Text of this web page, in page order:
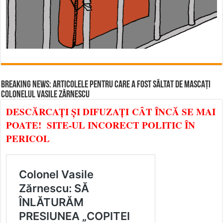
BREAKING NEWS: ARTICOLELE PENTRU CARE A FOST SĂLTAT DE MASCAȚI
COLONELUL VASILE ZĂRNESCU
DESCĂRCAȚI ȘI DIFUZAȚI CÂT ÎNCĂ SE MAI
POATE! SITE-UL INCORECT POLITIC ÎN
PERICOL